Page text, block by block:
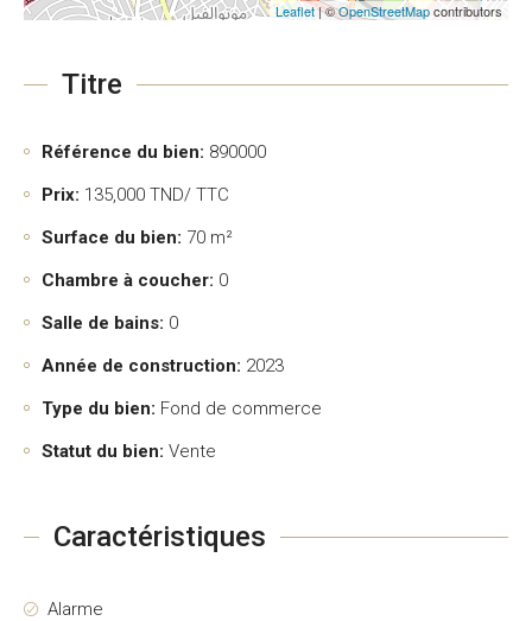
Leaflet| ©OpenStreetMapcontributors
Titre
Référence du bien: 890000
Prix: 135,000 TND/ TTC
Surface du bien: 70 m²
Chambre à coucher: 0
Salle de bains: 0
Année de construction: 2023
Type du bien: Fond de commerce
Statut du bien: Vente
Caractéristiques
Alarme